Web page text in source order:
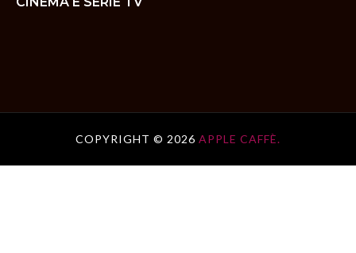
COPYRIGHT © 2026 APPLE CAFFÈ.